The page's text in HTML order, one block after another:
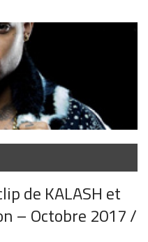
de KALASH et
– Octobre 2017 /